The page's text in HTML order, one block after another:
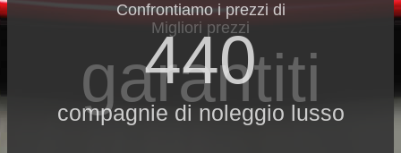
Confrontiamo i prezzi di
440
compagnie di noleggio lusso
Migliori prezzi
garantiti